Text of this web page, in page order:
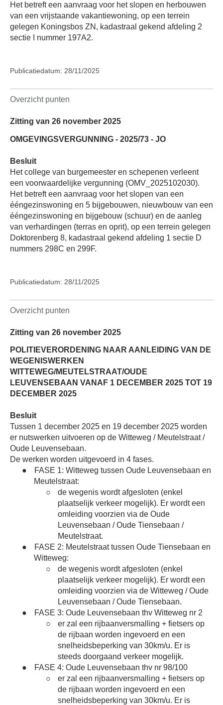
Het betreft een aanvraag voor het slopen en herbouwen
van een vrijstaande vakantiewoning, op een terrein
gelegen Koningsbos ZN, kadastraal gekend afdeling 2
sectie I nummer 197A2.
Publicatiedatum: 28/11/2025
Overzicht punten
Zitting van 26 november 2025
OMGEVINGSVERGUNNING - 2025/73 - JO
Besluit
Het college van burgemeester en schepenen verleent
een voorwaardelijke vergunning (OMV_2025102030).
Het betreft een aanvraag voor het slopen van een
ééngezinswoning en 5 bijgebouwen, nieuwbouw van een
ééngezinswoning en bijgebouw (schuur) en de aanleg
van verhardingen (terras en oprit), op een terrein gelegen
Doktorenberg 8, kadastraal gekend afdeling 1 sectie D
nummers 298C en 299F.
Publicatiedatum: 28/11/2025
Overzicht punten
Zitting van 26 november 2025
POLITIEVERORDENING NAAR AANLEIDING VAN DE
WEGENISWERKEN
WITTEWEG/MEUTELSTRAAT/OUDE
LEUVENSEBAAN VANAF 1 DECEMBER 2025 TOT 19
DECEMBER 2025
Besluit
Tussen 1 december 2025 en 19 december 2025 worden
er nutswerken uitvoeren op de Witteweg / Meutelstraat /
Oude Leuvensebaan.
De werken worden uitgevoerd in 4 fases.
●
FASE 1: Witteweg tussen Oude Leuvensebaan en
Meutelstraat:
○
de wegenis wordt afgesloten (enkel
plaatselijk verkeer mogelijk). Er wordt een
omleiding voorzien via de Oude
Leuvensebaan / Oude Tiensebaan /
Meutelstraat.
●
FASE 2: Meutelstraat tussen Oude Tiensebaan en
Witteweg:
○
de wegenis wordt afgesloten (enkel
plaatselijk verkeer mogelijk). Er wordt een
omleiding voorzien via de Witteweg / Oude
Leuvensebaan / Oude Tiensebaan.
●
FASE 3: Oude Leuvensebaan thv Witteweg nr 2
○
er zal een rijbaanversmalling + fietsers op
de rijbaan worden ingevoerd en een
snelheidsbeperking van 30km/u. Er is
steeds doorgaand verkeer mogelijk.
●
FASE 4: Oude Leuvensebaan thv nr 98/100
○
er zal een rijbaanversmalling + fietsers op
de rijbaan worden ingevoerd en een
snelheidsbeperking van 30km/u. Er is